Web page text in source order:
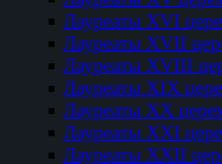
Лауреаты XVI
Лауреаты XVII
Лауреаты XVIII
Лауреаты XIX
Лауреаты XX
Лауреаты XXI
Лауреаты XXII